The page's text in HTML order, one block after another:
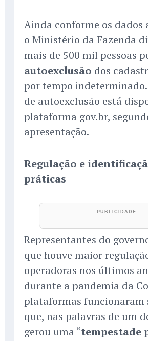
Ainda conforme os dados
o Ministério da Fazenda
mais de 500 mil pessoas
autoexclusão dos
por tempo
de autoexclusão está
plataforma gov.br,
apresentação.
Regulação e
práticas
Representantes do
que houve maior
operadoras nos últimos
durante a pandemia da
plataformas funcionaram
que, nas palavras de um
gerou uma “tempestade